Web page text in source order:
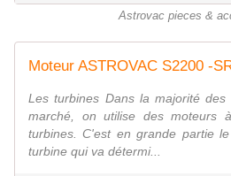
Astrovac pieces &
Moteur ASTROVAC S2200 -
Les turbines Dans la majorité
marché, on utilise des
turbines. C'est en grande partie
turbine qui va détermi...